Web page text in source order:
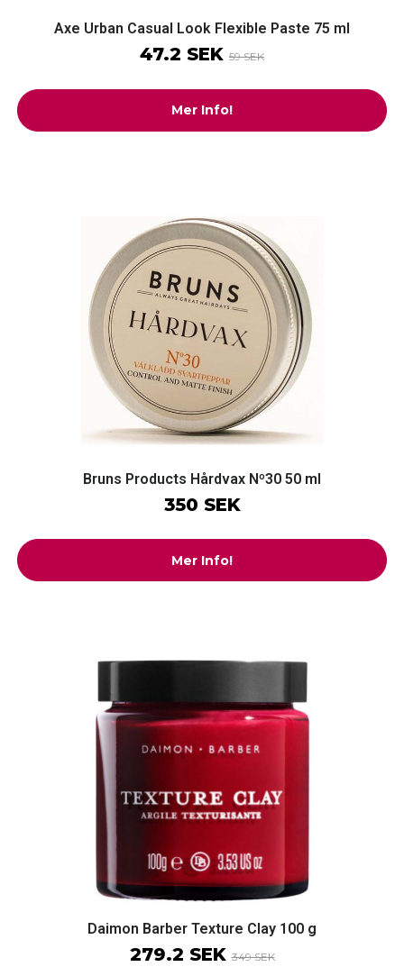
Axe Urban Casual Look Flexible Paste 75 ml
47.2 SEK 59 SEK
Mer Info!
Bruns Products Hårdvax Nº30 50 ml
350 SEK
Mer Info!
Daimon Barber Texture Clay 100 g
279.2 SEK349 SEK